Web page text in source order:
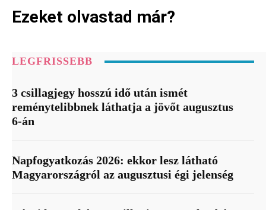
Ezeket olvastad már?
LEGFRISSEBB
3 csillagjegy hosszú idő után ismét
reménytelibbnek láthatja a jövőt augusztus
6-án
Napfogyatkozás 2026: ekkor lesz látható
Magyarországról az augusztusi égi jelenség